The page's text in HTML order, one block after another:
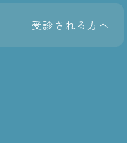
受診される方へ